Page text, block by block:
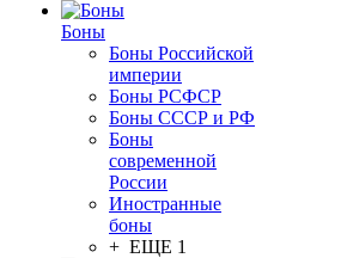
Боны
Боны Российской
империи
Боны РСФСР
Боны СССР и РФ
Боны
современной
России
Иностранные
боны
+ ЕЩЕ 1